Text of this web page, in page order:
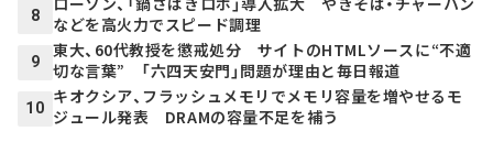
8
などを高火力でスピード調理
9
東大、60代教授を懲戒処分 サイトのHTMLソースに“不適
切な言葉” 「六四天安門」問題が理由と毎日報道
10
キオクシア、フラッシュメモリでメモリ容量を増やせるモ
ジュール発表 DRAMの容量不足を補う